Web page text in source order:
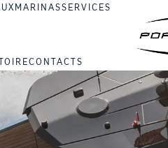
MARINASSERVICES
CONTACTS